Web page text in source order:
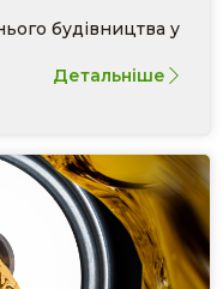
будівництва у
Детальніше